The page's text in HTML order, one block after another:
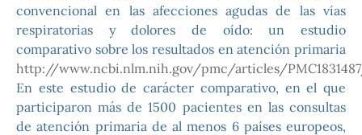
convencional en las afecciones agudas de las vías
respiratorias y dolores de oído: un estudio
comparativo sobre los resultados en atención primaria
http://www.ncbi.nlm.nih.gov/pmc/articles/
En este estudio de carácter comparativo, en el que
participaron más de 1500 pacientes en las consultas
de atención primaria de al menos 6 países europeos,